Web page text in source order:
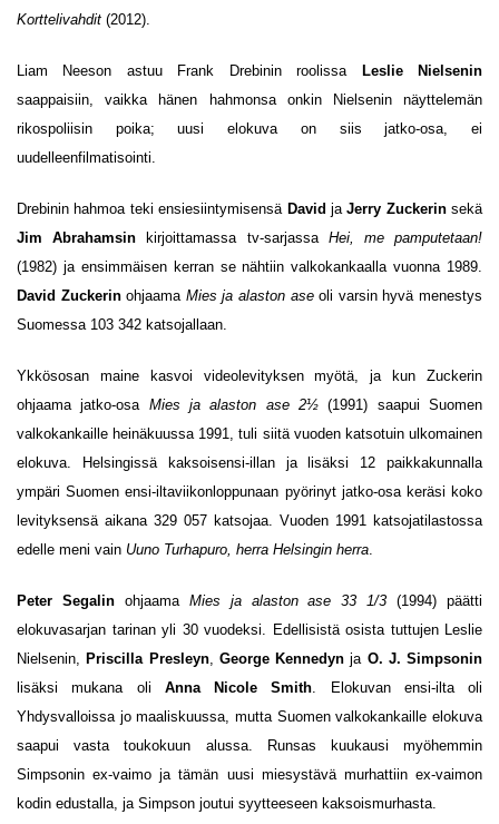
Korttelivahdit (2012).
Liam Neeson astuu Frank Drebinin roolissa Leslie Nielsenin
saappaisiin, vaikka hänen hahmonsa onkin Nielsenin näyttelemän
rikospoliisin poika; uusi elokuva on siis jatko-osa, ei
uudelleenfilmatisointi.
Drebinin hahmoa teki ensiesiintymisensä David jaJerry Zuckerinsekä
Jim Abrahamsin kirjoittamassa tv-sarjassa Hei, me pamputetaan!
(1982) ja ensimmäisen kerran se nähtiin valkokankaalla vuonna 1989.
David Zuckerinohjaama Mies ja alaston aseoli varsin hyvä menestys
Suomessa 103 342 katsojallaan.
Ykkösosan maine kasvoi videolevityksen myötä, ja kun Zuckerin
ohjaama jatko-osa Mies ja alaston ase 2½ (1991) saapui Suomen
valkokankaille heinäkuussa 1991, tuli siitä vuoden katsotuin ulkomainen
elokuva. Helsingissä kaksoisensi-illan ja lisäksi 12 paikkakunnalla
ympäri Suomen ensi-iltaviikonloppunaan pyörinyt jatko-osa keräsi koko
levityksensä aikana 329 057 katsojaa. Vuoden 1991 katsojatilastossa
edelle meni vain Uuno Turhapuro, herra Helsingin herra
Peter Segalinohjaama Mies ja alaston ase 33 1/3 (1994) päätti
elokuvasarjan tarinan yli 30 vuodeksi. Edellisistä osista tuttujen Leslie
Nielsenin,Priscilla Presleyn, George Kennedyn ja O. J. Simpsonin
lisäksi mukana oli Anna Nicole Smith . Elokuvan ensi-ilta oli
Yhdysvalloissa jo maaliskuussa, mutta Suomen valkokankaille elokuva
saapui vasta toukokuun alussa. Runsas kuukausi myöhemmin
Simpsonin ex-vaimo ja tämän uusi miesystävä murhattiin ex-vaimon
kodin edustalla, ja Simpson joutui syytteeseen kaksoismurhasta.